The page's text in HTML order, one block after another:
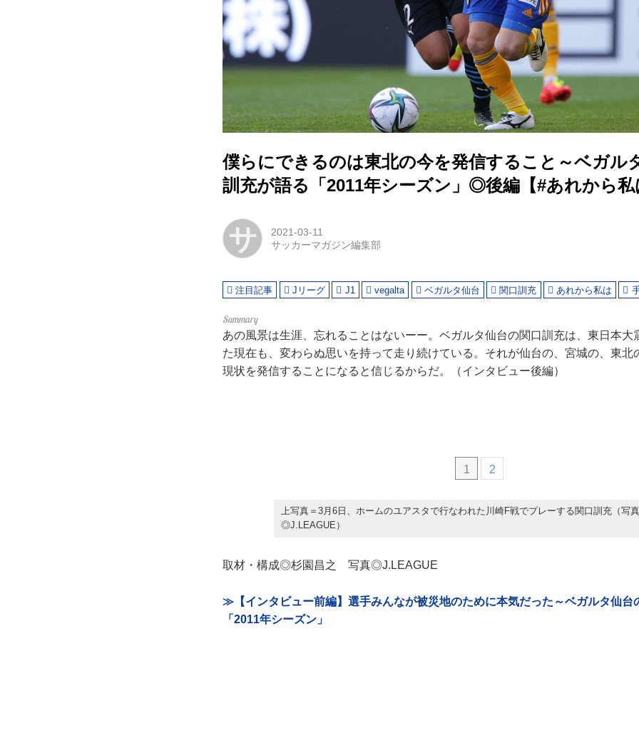
僕らにできるのは東北の今を発信すること～ベガル
訓充が語る「2011年シーズン」◎後編【#あれから私
サ
2021-03-11
サッカーマガジン編集部
注目記事 Jリーグ J1 vegalta ベガルタ仙台 関口訓充 あれから私は
あの風景は生涯、忘れることはないーー。ベガルタ仙台の関口訓充は、東日本大
た現在も、変わらぬ思いを持って走り続けている。それが仙台の、宮城の、東北
現状を発信することになると信じるからだ。（インタビュー後編）
1 2
上写真＝3月6日、ホームのユアスタで行なわれた川崎F戦でプレーする関口訓充（写真
◎J.LEAGUE）
取材・構成◎杉園昌之 写真◎J.LEAGUE
≫【インタビュー前編】選手みんなが被災地のために本気だった～ベガルタ仙台
「2011年シーズン」